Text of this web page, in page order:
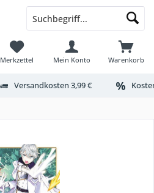
Warenkorb
Merkzettel Mein Konto
Versandkosten 3,99 €